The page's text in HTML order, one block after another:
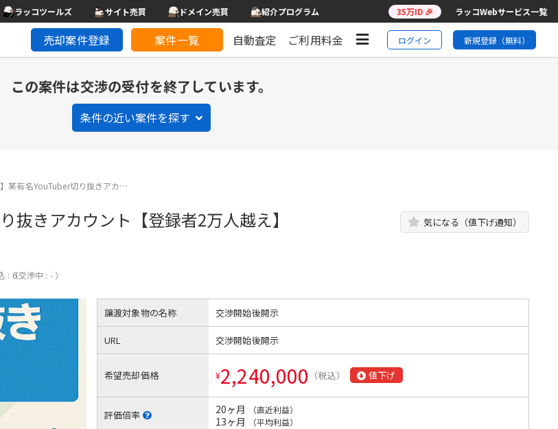
ラッコツールズ サイト売買 ドメイン売買 紹介プログラム 35万ID 🎉 ラッコWebサービス一覧
売却案件登録 案件一覧 自動査定 ご利用料金 ログイン 新規登録（無料）
この案件は交渉の受付を終了しています。
条件の近い案件を探す
某有名YouTuber切り抜きアカ…
抜きアカウント【登録者2万人越え】 気になる（値下げ通知）
: 6
（交渉中 : - ）
譲渡対象物の名称 交渉開始後開示
URL 交渉開始後開示
希望売却価格 ¥2,240,000 （税込） 値下げ
評価倍率 20ヶ月 （直近利益）
13ヶ月 （平均利益）